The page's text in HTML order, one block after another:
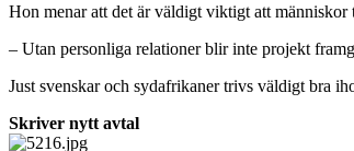
Hon menar att det är väldigt viktigt att människor
– Utan personliga relationer blir inte projekt
Just svenskar och sydafrikaner trivs väldigt bra
Skriver nytt avtal